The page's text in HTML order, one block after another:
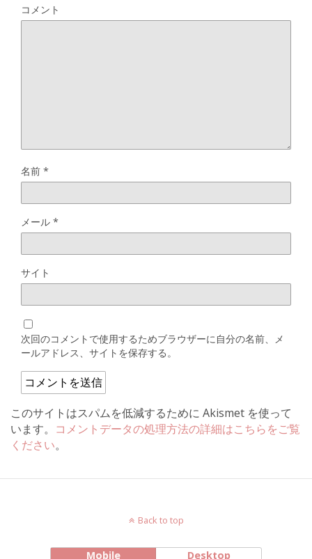
コメント
名前 *
メール *
サイト
次回のコメントで使用するためブラウザーに自分の名前、メ
ールアドレス、サイトを保存する。
このサイトはスパムを低減するために Akismet を使って
います。 コメントデータの処理方法の詳細はこちらをご覧
ください。
Back to top
Mobile Desktop